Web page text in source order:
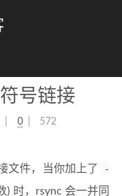
号链接
0
572
件，当你加上了
-
) 时，rsync 会一并同